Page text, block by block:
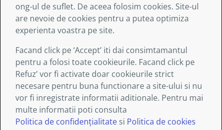
au doar un caracter general şi nu sunt destinate să
abordeze circumstanţe specifice ale nici unei
persoane sau entităţi;
actualizate;
uneori sunt legate de site-uri externe asupra cărora
serviciile asociației nu exercită nici un control şi
pentru care Asociația nu îşi asumă nici o
responsabilitate.
Termeni și condiții Politica de confidențialitate
ong-ul de suflet. De aceea folosim cookies. Site-ul
are nevoie de cookies pentru a putea optimiza
experienta voastra pe site.
Facand click pe ‘Accept’ iti dai consimtamantul
pentru a folosi toate cookieurile. Facand click pe
Refuz’ vor fi activate doar cookieurile strict
necesare pentru buna functionare a site-ului si nu
vor fi inregistrate informatii aditionale. Pentru mai
multe informatii poti consulta
Politica de confidențialitate si Politica de cookies